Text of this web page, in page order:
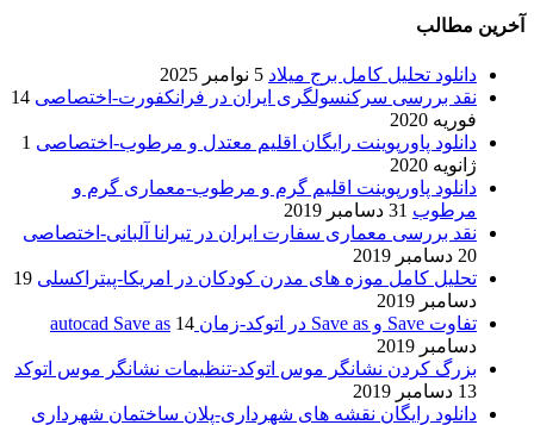
آخرین مطالب
دانلود تحلیل کامل برج میلاد 5 نوامبر 2025
نقد بررسی سرکنسولگری ایران در فرانکفورت-اختصاصی 14
فوریه 2020
دانلود پاورپوینت رایگان اقلیم معتدل و مرطوب-اختصاصی 1
ژانویه 2020
دانلود پاورپوینت اقلیم گرم و مرطوب-معماری گرم و
مرطوب 31 دسامبر 2019
نقد بررسی معماری سفارت ایران در تیرانا آلبانی-اختصاصی
20 دسامبر 2019
تحلیل کامل موزه های مدرن کودکان در امریکا-پیتراکسلی 19
دسامبر 2019
تفاوت Save و Save as در اتوکد-زمان autocad Save as
14
دسامبر 2019
بزرگ کردن نشانگر موس اتوکد-تنظیمات نشانگر موس اتوکد
13 دسامبر 2019
دانلود رایگان نقشه های شهرداری-پلان ساختمان شهرداری